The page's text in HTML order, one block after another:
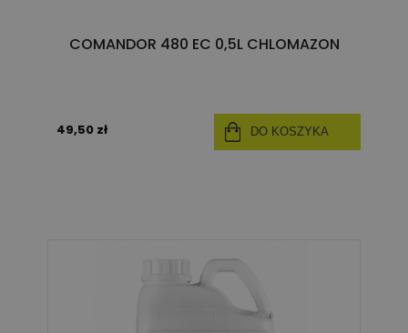
COMANDOR 480 EC 0,5L CHLOMAZON
49,50 zł DO KOSZYKA